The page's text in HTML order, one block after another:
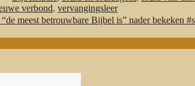
verbond, vervangingsleer
meest betrouwbare Bijbel is” nader bekeken